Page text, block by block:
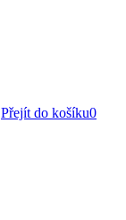
Přejít do košíku0